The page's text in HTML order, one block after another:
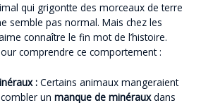
qui grigontte des morceaux de terre
semble pas normal. Mais chez les
connaître le fin mot de l’histoire.
comprendre ce comportement :
:Certains animaux mangeraient
unmanque de minérauxdans